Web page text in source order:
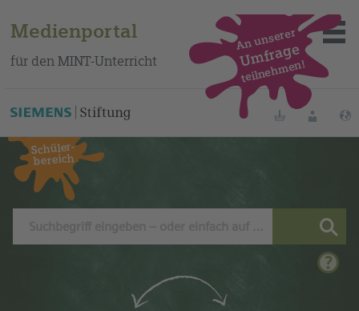
Medienportal
für den MINT-Unterricht
Über das Portal
Mediensuche
Merklisten
An unserer
Umfrage
teilnehmen!
Schüler-
bereich
Dieses Medium finden Sie auf unserem spanischen